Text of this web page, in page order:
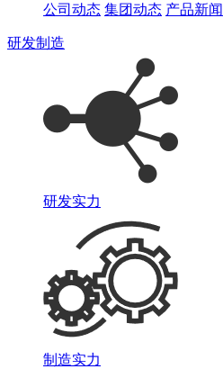
公司动态 集团动态 产品新闻
研发制造
研发实力
制造实力